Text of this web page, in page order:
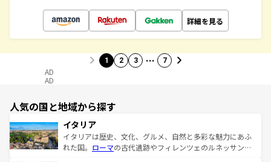
詳細を見る
1 2 3 … 7
AD
AD
人気の国と地域から探す
イタリア
イタリアは歴史、文化、グルメ、自然と多彩な魅力にあふ
れた国。 ローマの古代遺跡やフィレンツェのルネッサンス